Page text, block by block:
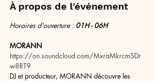
À propos de l'événement
Horaires d'ouverture : 01H - 06H
MORANN
https://on.soundcloud.com/MxraMkrcmSDr
w8RT9
DJ et producteur, MORANN découvre les